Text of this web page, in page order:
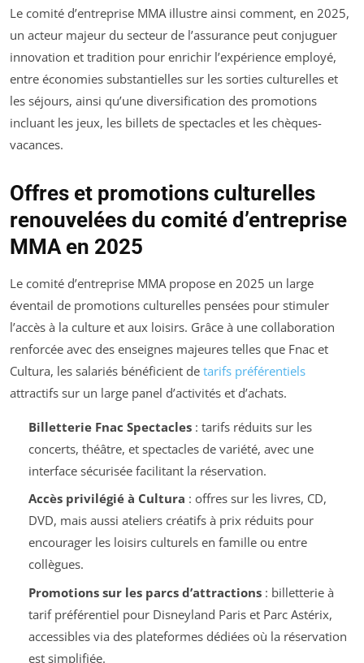
Le comité d’entreprise MMA illustre ainsi comment, en 2025,
un acteur majeur du secteur de l’assurance peut conjuguer
innovation et tradition pour enrichir l’expérience employé,
entre économies substantielles sur les sorties culturelles et
les séjours, ainsi qu’une diversification des promotions
incluant les jeux, les billets de spectacles et les chèques-
vacances.
Offres et promotions culturelles
renouvelées du comité d’entreprise
MMA en 2025
Le comité d’entreprise MMA propose en 2025 un large
éventail de promotions culturelles pensées pour stimuler
l’accès à la culture et aux loisirs. Grâce à une collaboration
renforcée avec des enseignes majeures telles que Fnac et
Cultura, les salariés bénéficient de tarifs préférentiels
attractifs sur un large panel d’activités et d’achats.
Billetterie Fnac Spectacles: tarifs réduits sur les
concerts, théâtre, et spectacles de variété, avec une
interface sécurisée facilitant la réservation.
Accès privilégié à Cultura : offres sur les livres, CD,
DVD, mais aussi ateliers créatifs à prix réduits pour
encourager les loisirs culturels en famille ou entre
collègues.
Promotions sur les parcs d’attractions: billetterie à
tarif préférentiel pour Disneyland Paris et Parc Astérix,
accessibles via des plateformes dédiées où la réservation
est simplifiée.